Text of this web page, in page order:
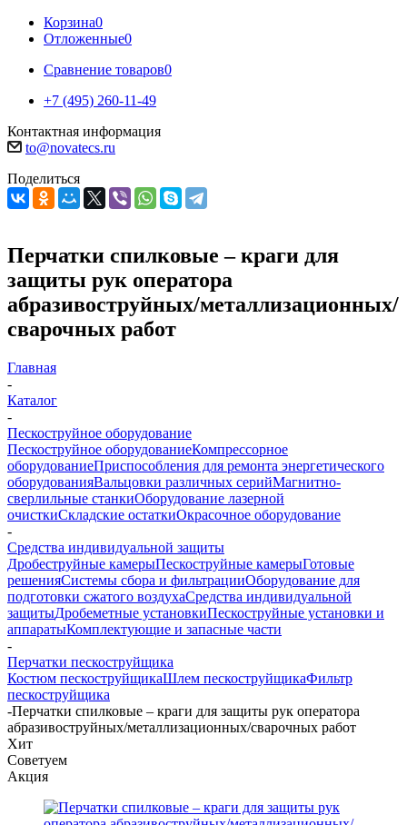
Корзина0
Отложенные0
Сравнение товаров0
+7 (495) 260-11-49
Контактная информация
to@novatecs.ru
Поделиться
Перчатки спилковые – краги для
защиты рук оператора
абразивоструйных/металлизационных/
сварочных работ
Главная
-
Каталог
-
Пескоструйное оборудование
Пескоструйное оборудованиеКомпрессорное
оборудованиеПриспособления для ремонта энергетического
оборудованияВальцовки различных серийМагнитно-
сверлильные станкиОборудование лазерной
очисткиСкладские остаткиОкрасочное оборудование
-
Средства индивидуальной защиты
Дробеструйные камерыПескоструйные камерыГотовые
решенияСистемы сбора и фильтрацииОборудование для
подготовки сжатого воздухаСредства индивидуальной
защитыДробеметные установкиПескоструйные установки и
аппаратыКомплектующие и запасные части
-
Перчатки пескоструйщика
Костюм пескоструйщикаШлем пескоструйщикаФильтр
пескоструйщика
-Перчатки спилковые – краги для защиты рук оператора
абразивоструйных/металлизационных/сварочных работ
Хит
Советуем
Акция